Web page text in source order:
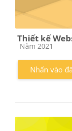
Thiết kế
Các loại khóa học
Năm 2021
Nhấn vào